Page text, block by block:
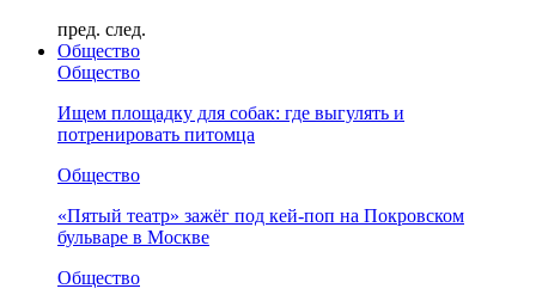
пред. след.
Общество
Общество
Ищем площадку для собак: где выгулять и
потренировать питомца
Общество
«Пятый театр» зажёг под кей-поп на Покровском
бульваре в Москве
Общество